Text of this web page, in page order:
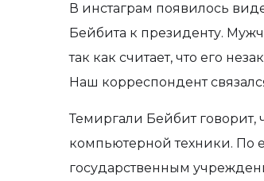
В инстаграм появилось
Бейбита к президенту.
так как считает, что его
Наш корреспондент
Темиргали Бейбит говорит,
компьютерной техники. По
государственным